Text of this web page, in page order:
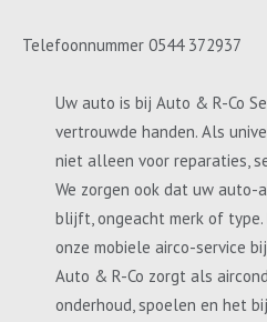
Telefoonnummer 0544 372937
Uw auto is bij Auto & R-Co
vertrouwde handen. Als
niet alleen voor reparaties,
We zorgen ook dat uw auto-
blijft, ongeacht merk of
onze mobiele airco-service
Auto & R-Co zorgt als
onderhoud, spoelen en het